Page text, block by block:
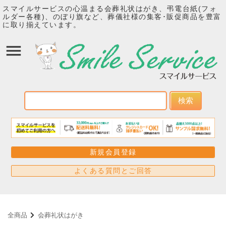
スマイルサービスの心温まる会葬礼状はがき、弔電台紙(フォ
ルダー各種)、のぼり旗など、葬儀社様の集客･販促商品を豊富
に取り揃えています。
検索
新規会員登録
よくある質問とご回答
全商品 会葬礼状はがき